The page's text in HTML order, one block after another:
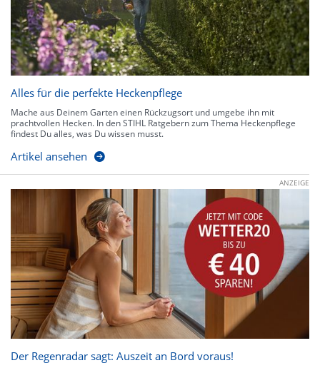
Alles für die perfekte Heckenpflege
Mache aus Deinem Garten einen Rückzugsort und umgebe ihn mit
prachtvollen Hecken. In den STIHL Ratgebern zum Thema Heckenpflege
findest Du alles, was Du wissen musst.
Artikel ansehen
ANZEIGE
Der Regenradar sagt: Auszeit an Bord voraus!